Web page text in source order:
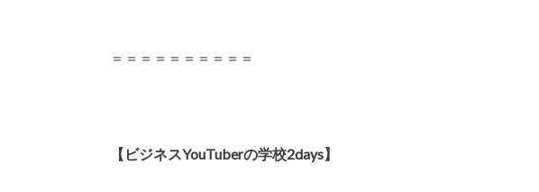
＝＝＝＝＝＝＝＝＝＝
【ビジネスYouTuberの学校2days】